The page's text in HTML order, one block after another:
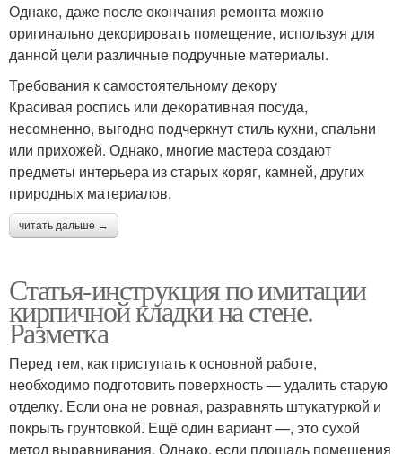
Однако, даже после окончания ремонта можно
оригинально декорировать помещение, используя для
данной цели различные подручные материалы.
Требования к самостоятельному декору
Красивая роспись или декоративная посуда,
несомненно, выгодно подчеркнут стиль кухни, спальни
или прихожей. Однако, многие мастера создают
предметы интерьера из старых коряг, камней, других
природных материалов.
читать дальше →
Статья-инструкция по имитации
кирпичной кладки на стене.
Разметка
Перед тем, как приступать к основной работе,
необходимо подготовить поверхность — удалить старую
отделку. Если она не ровная, разравнять штукатуркой и
покрыть грунтовкой. Ещё один вариант —, это сухой
метод выравнивания. Однако, если площадь помещения